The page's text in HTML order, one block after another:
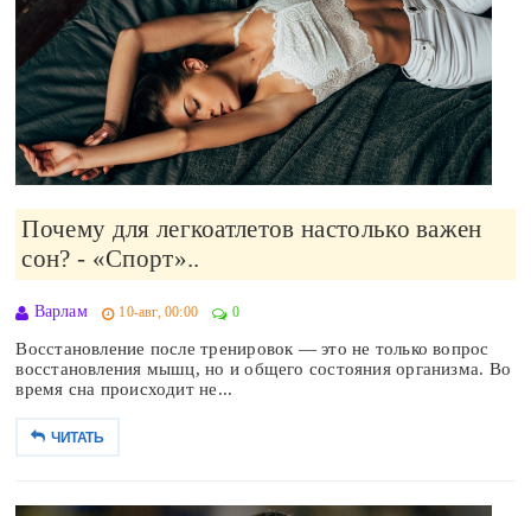
Почему для легкоатлетов настолько важен
сон? - «Спорт»..
Варлам 10-авг, 00:00 0
Восстановление после тренировок — это не только вопрос
восстановления мышц, но и общего состояния организма. Во
время сна происходит не...
ЧИТАТЬ